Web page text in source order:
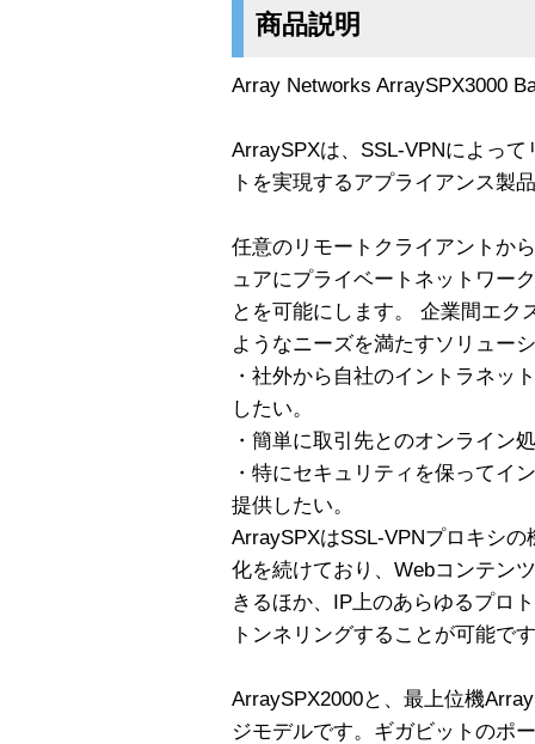
商品説明
Array Networks ArraySPX3000
ArraySPXは、SSL-VPNによっ
トを実現するアプライアンス製
任意のリモートクライアントか
ュアにプライベートネットワー
とを可能にします。 企業間エク
ようなニーズを満たすソリュー
・社外から自社のイントラネッ
したい。
・簡単に取引先とのオンライン
・特にセキュリティを保ってイ
提供したい。
ArraySPXはSSL-VPNプロキシ
化を続けており、Webコンテン
きるほか、IP上のあらゆるプロ
トンネリングすることが可能で
ArraySPX2000と、最上位機
ジモデルです。ギガビットのポ